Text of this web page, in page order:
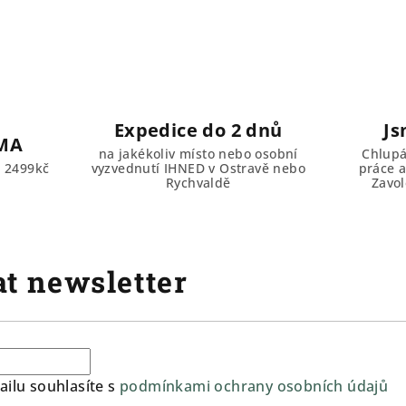
2499kč
Expedice do 2 dnů
na jakékoliv místo nebo osobní
vyzvednutí IHNED v Ostravě nebo
Rychvaldě
práce
newsletter
souhlasíte s podmínkami ochrany osobních údajů